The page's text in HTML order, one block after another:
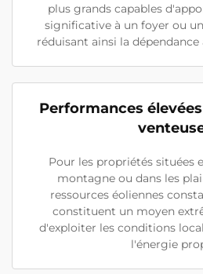
plus grands capables
significative à un foyer ou
réduisant ainsi la
Performances
Pour les propriétés situées
montagne ou dans les
ressources éoliennes
constituent un moyen
d'exploiter les conditions
l'énergie